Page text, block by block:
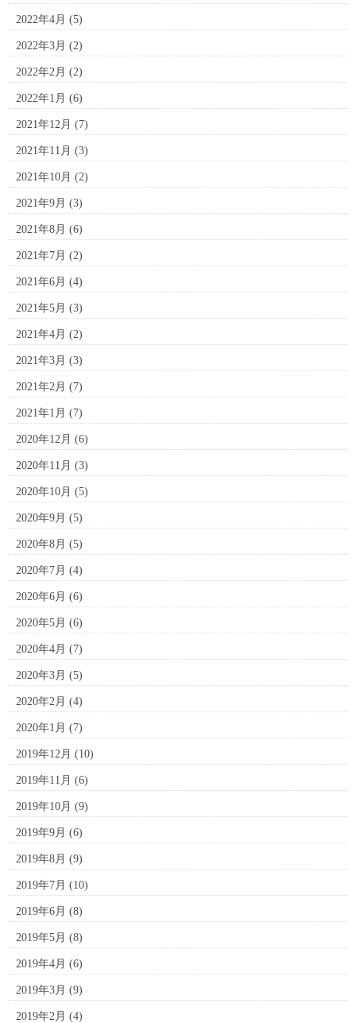
2022年4月 (5)
2022年3月 (2)
2022年2月 (2)
2022年1月 (6)
2021年12月 (7)
2021年11月 (3)
2021年10月 (2)
2021年9月 (3)
2021年8月 (6)
2021年7月 (2)
2021年6月 (4)
2021年5月 (3)
2021年4月 (2)
2021年3月 (3)
2021年2月 (7)
2021年1月 (7)
2020年12月 (6)
2020年11月 (3)
2020年10月 (5)
2020年9月 (5)
2020年8月 (5)
2020年7月 (4)
2020年6月 (6)
2020年5月 (6)
2020年4月 (7)
2020年3月 (5)
2020年2月 (4)
2020年1月 (7)
2019年12月 (10)
2019年11月 (6)
2019年10月 (9)
2019年9月 (6)
2019年8月 (9)
2019年7月 (10)
2019年6月 (8)
2019年5月 (8)
2019年4月 (6)
2019年3月 (9)
2019年2月 (4)